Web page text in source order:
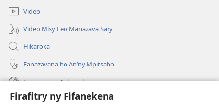
Firafitry ny Fifanekena
Video
Video Misy Feo Manazava Sary
Hikaroka
Fanazavana ho An’ny Mpitsabo
Fanazavana Ankapobeny
Fanampiana